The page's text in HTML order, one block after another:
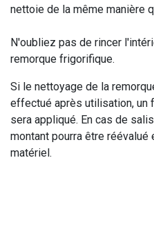
nettoie de la même manière
N'oubliez pas de rincer
remorque frigorifique.
Si le nettoyage de la
effectué après utilisation, un
sera appliqué. En cas de
montant pourra être réévalué
matériel.